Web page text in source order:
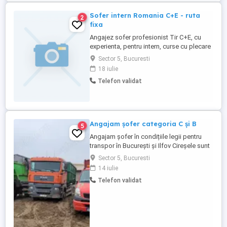
2
Sofer intern Romania C+E - ruta
fixa
Angajez sofer profesionist Tir C+E, cu
experienta, pentru intern, curse cu plecare
din Bucuresti. Se lucreaza in program, rute
fixe. Detalii la interviu.
Sector 5, Bucuresti
18 iulie
Telefon validat
5 Angajam șofer categoria C și B
Angajam șofer în condițiile legii pentru
transpor în București și Ilfov Cireșele sunt
locale și nu depășesc jud ilfov Program
de luni până vineri Garajul se afla în
București sec 5 spre Măgurele Per. de
contact ing. Remus Bogdan
Sector 5, Bucuresti
14 iulie
Telefon validat